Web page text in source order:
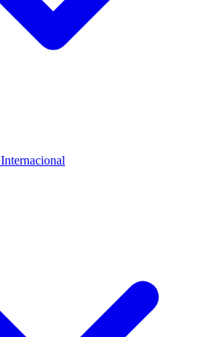
Internacional